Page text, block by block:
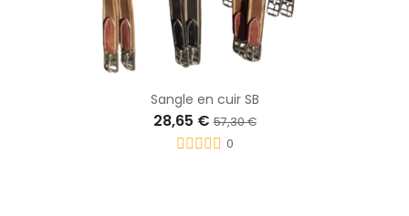
Sangle en cuir SB
28,65 €57,30 €
0